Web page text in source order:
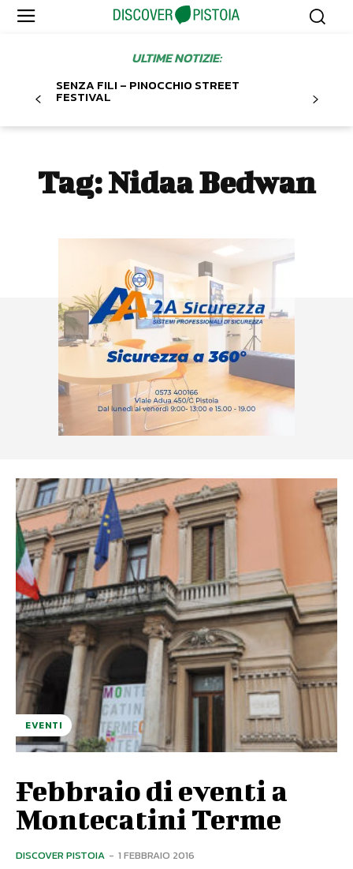
ULTIME NOTIZIE:
SENZA FILI – PINOCCHIO STREET
FESTIVAL
Tag:Nidaa Bedwan
EVENTI
Febbraio di eventi a
Montecatini Terme
DISCOVER PISTOIA - 1 FEBBRAIO 2016